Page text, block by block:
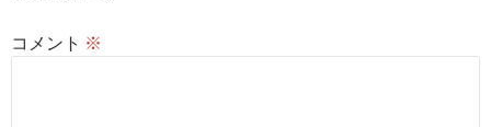
コメント ※